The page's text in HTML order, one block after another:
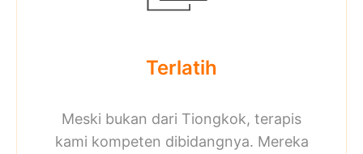
Terlatih
Meski bukan dari Tiongkok, terapis
kami kompeten dibidangnya. Mereka